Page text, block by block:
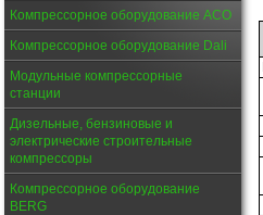
Компрессорное оборудование АСО
Компрессорное оборудование Dali
Модульные компрессорные
станции
Дизельные, бензиновые и
электрические строительные
компрессоры
Компрессорное оборудование
BERG